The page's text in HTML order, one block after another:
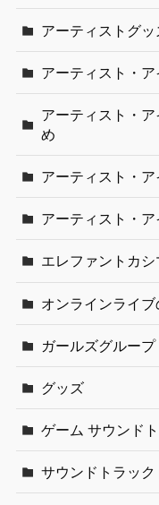
アーティストグッ
アーティスト・
アーティスト・
め
アーティスト・
アーティスト・
エレファントカシ
オンラインライ
ガールズグループ
グッズ
ゲーム サウンド
サウンドトラック